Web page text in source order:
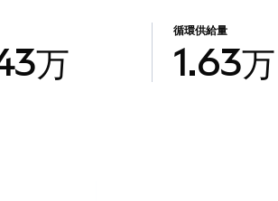
万
循環供給量
1.63万